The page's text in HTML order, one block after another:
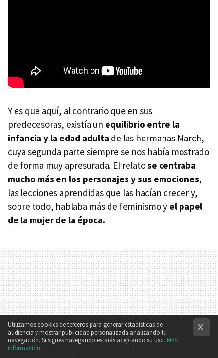
Y es que aquí, al contrario que en sus
predecesoras, existía un equilibrio entre la
infancia y la edad adulta de las hermanas March,
cuya segunda parte siempre se nos había mostrado
de forma muy apresurada. El relatose centraba
mucho más en los personajes y sus emociones,
las lecciones aprendidas que las hacían crecer y,
sobre todo, hablaba más de feminismo y el papel
de la mujer de la época.
Utilizamos cookies de terceros para generar estadísticas de
audiencia y mostrar publicidad personalizada analizando tu
navegación. Si sigues navegando estarás aceptando su uso. Más
información